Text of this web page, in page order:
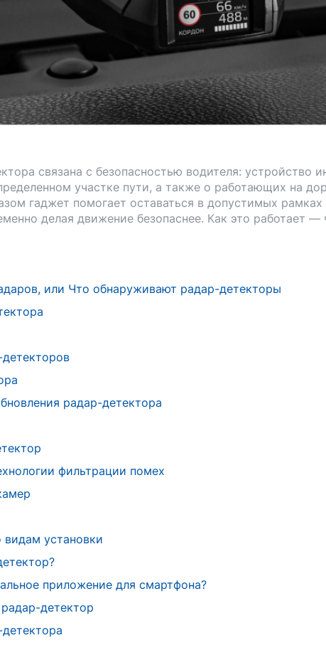
связана с безопасностью водителя: устройство
участке пути, а также о работающих на
гаджет помогает оставаться в допустимых
делая движение безопаснее. Как это работает —
или Что обнаруживают радар-детекторы
радар-детектора
фильтрации помех
установки
приложение для смартфона?
детектор